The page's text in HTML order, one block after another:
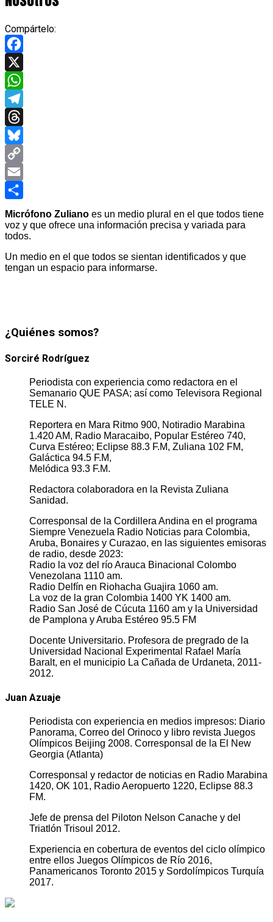
Compártelo:
Facebook
X
WhatsApp
Telegram
Threads
Bluesky
Copy
Link
Email
Compartir
Micrófono Zuliano es un medio plural en el que todos tiene
voz y que ofrece una información precisa y variada para
todos.
Un medio en el que todos se sientan identificados y que
tengan un espacio para informarse.
¿Quiénes somos?
Sorciré Rodríguez
Periodista con experiencia como redactora en el
Semanario QUE PASA; así como Televisora Regional
TELE N.
Reportera en Mara Ritmo 900, Notiradio Marabina
1.420 AM, Radio Maracaibo, Popular Estéreo 740,
Curva Estéreo; Eclipse 88.3 F.M, Zuliana 102 FM,
Galáctica 94.5 F.M,
Melódica 93.3 F.M.
Redactora colaboradora en la Revista Zuliana
Sanidad.
Corresponsal de la Cordillera Andina en el programa
Siempre Venezuela Radio Noticias para Colombia,
Aruba, Bonaires y Curazao, en las siguientes emisoras
de radio, desde 2023:
Radio la voz del río Arauca Binacional Colombo
Venezolana 1110 am.
Radio Delfín en Riohacha Guajira 1060 am.
La voz de la gran Colombia 1400 YK 1400 am.
Radio San José de Cúcuta 1160 am y la Universidad
de Pamplona y Aruba Estéreo 95.5 FM
Docente Universitario. Profesora de pregrado de la
Universidad Nacional Experimental Rafael María
Baralt, en el municipio La Cañada de Urdaneta, 2011-
2012.
Juan Azuaje
Periodista con experiencia en medios impresos: Diario
Panorama, Correo del Orinoco y libro revista Juegos
Olímpicos Beijing 2008. Corresponsal de la El New
Georgia (Atlanta)
Corresponsal y redactor de noticias en Radio Marabina
1420, OK 101, Radio Aeropuerto 1220, Eclipse 88.3
FM.
Jefe de prensa del Piloton Nelson Canache y del
Triatlón Trisoul 2012.
Experiencia en cobertura de eventos del ciclo olímpico
entre ellos Juegos Olímpicos de Río 2016,
Panamericanos Toronto 2015 y Sordolímpicos Turquía
2017.